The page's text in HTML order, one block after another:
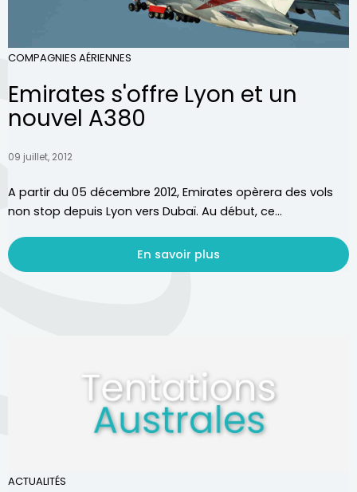
COMPAGNIES AÉRIENNES
Emirates s'offre Lyon et un
nouvel A380
09 juillet, 2012
A partir du 05 décembre 2012, Emirates opèrera des vols
non stop depuis Lyon vers Dubaï. Au début, ce...
En savoir plus
ACTUALITÉS